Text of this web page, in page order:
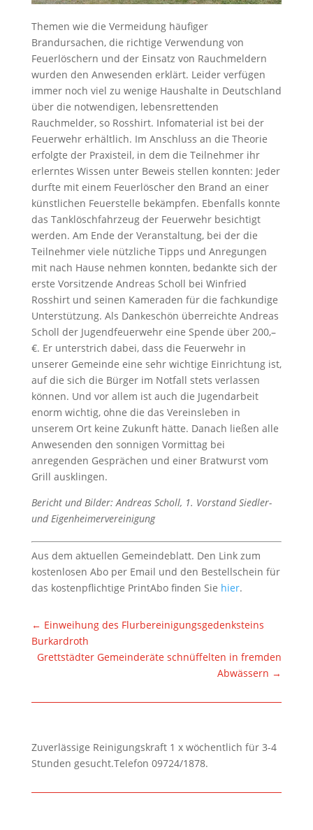
Themen wie die Vermeidung häufiger
Brandursachen, die richtige Verwendung von
Feuerlöschern und der Einsatz von Rauchmeldern
wurden den Anwesenden erklärt. Leider verfügen
immer noch viel zu wenige Haushalte in Deutschland
über die notwendigen, lebensrettenden
Rauchmelder, so Rosshirt. Infomaterial ist bei der
Feuerwehr erhältlich. Im Anschluss an die Theorie
erfolgte der Praxisteil, in dem die Teilnehmer ihr
erlerntes Wissen unter Beweis stellen konnten: Jeder
durfte mit einem Feuerlöscher den Brand an einer
künstlichen Feuerstelle bekämpfen. Ebenfalls konnte
das Tanklöschfahrzeug der Feuerwehr besichtigt
werden. Am Ende der Veranstaltung, bei der die
Teilnehmer viele nützliche Tipps und Anregungen
mit nach Hause nehmen konnten, bedankte sich der
erste Vorsitzende Andreas Scholl bei Winfried
Rosshirt und seinen Kameraden für die fachkundige
Unterstützung. Als Dankeschön überreichte Andreas
Scholl der Jugendfeuerwehr eine Spende über 200,–
€. Er unterstrich dabei, dass die Feuerwehr in
unserer Gemeinde eine sehr wichtige Einrichtung ist,
auf die sich die Bürger im Notfall stets verlassen
können. Und vor allem ist auch die Jugendarbeit
enorm wichtig, ohne die das Vereinsleben in
unserem Ort keine Zukunft hätte. Danach ließen alle
Anwesenden den sonnigen Vormittag bei
anregenden Gesprächen und einer Bratwurst vom
Grill ausklingen.
Bericht und Bilder: Andreas Scholl, 1. Vorstand Siedler-
und Eigenheimervereinigung
Aus dem aktuellen Gemeindeblatt. Den Link zum
kostenlosen Abo per Email und den Bestellschein für
das kostenpflichtige PrintAbo finden Sie hier.
← Einweihung des Flurbereinigungsgedenksteins
Burkardroth
Grettstädter Gemeinderäte schnüffelten in fremden
Abwässern →
Zuverlässige Reinigungskraft 1 x wöchentlich für 3-4
Stunden gesucht.Telefon 09724/1878.